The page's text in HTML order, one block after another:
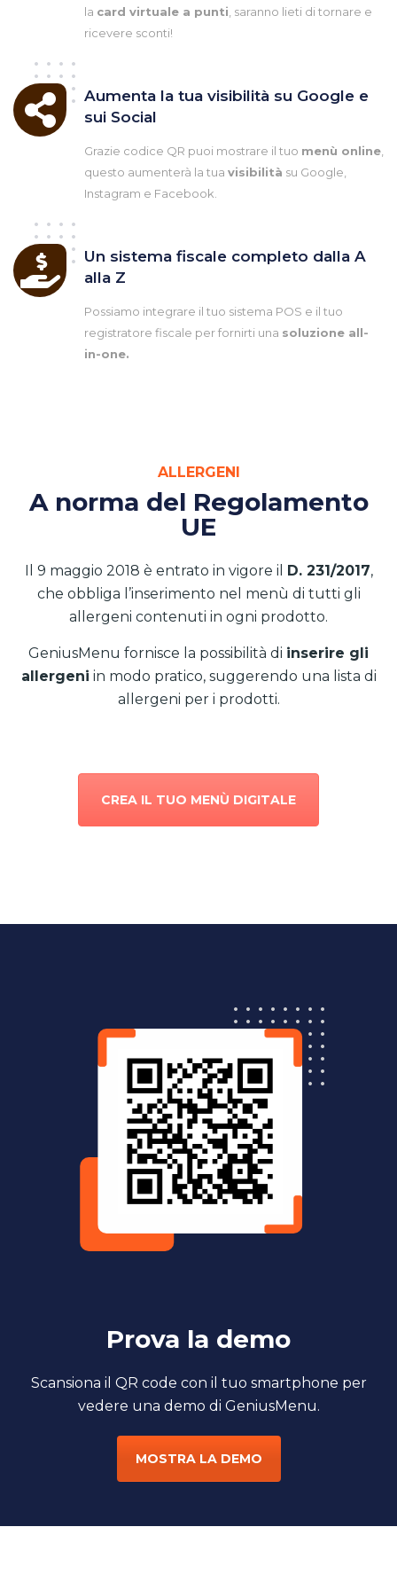
la card virtuale a punti , saranno lieti di tornare e
ricevere sconti!
Aumenta la tua visibilità su Google e
sui Social
Grazie codice QR puoi mostrare il tuo menù online
questo aumenterà la tua visibilità su Google,
Instagram e Facebook.
Un sistema fiscale completo dalla A
alla Z
Possiamo integrare il tuo sistema POS e il tuo
registratore fiscale per fornirti una soluzione all-
in-one.
ALLERGENI
A norma del Regolamento
UE
Il 9 maggio 2018 è entrato in vigore il D. 231/2017,
che obbliga l’inserimento nel menù di tutti gli
allergeni contenuti in ogni prodotto.
GeniusMenu fornisce la possibilità di inserire gli
allergeni in modo pratico, suggerendo una lista di
allergeni per i prodotti.
CREA IL TUO MENÙ DIGITALE
Prova la demo
Scansiona il QR code con il tuo smartphone per
vedere una demo di GeniusMenu.
MOSTRA LA DEMO